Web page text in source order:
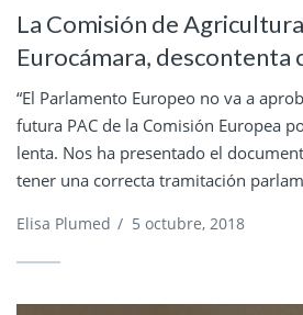
La Comisión de
Eurocámara, descontenta
“El Parlamento Europeo no va a
futura PAC de la Comisión Europea
lenta. Nos ha presentado el
tener una correcta tramitación
Elisa Plumed / 5 octubre, 2018